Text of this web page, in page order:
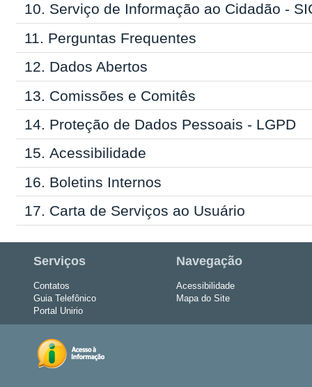
10. Serviço de Informação ao Cidadão -
11. Perguntas Frequentes
12. Dados Abertos
13. Comissões e Comitês
14. Proteção de Dados Pessoais - LGPD
15. Acessibilidade
16. Boletins Internos
17. Carta de Serviços ao Usuário
Serviços
Contatos
Guia Telefônico
Portal Unirio
Navegação
Acessibilidade
Mapa do Site